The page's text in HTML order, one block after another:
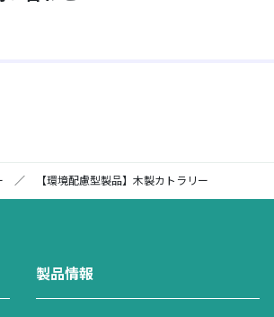
／ 【環境配慮型製品】木製カトラリー
製品情報